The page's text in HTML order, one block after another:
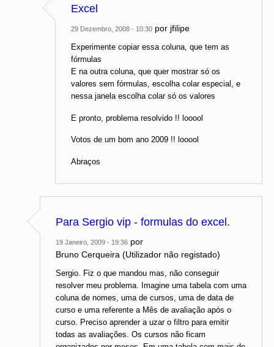
Excel
29 Dezembro, 2008 - 10:30 por jfilipe
Experimente copiar essa coluna, que tem as
fórmulas
E na outra coluna, que quer mostrar só os
valores sem fórmulas, escolha colar especial, e
nessa janela escolha colar só os valores
E pronto, problema resolvido !! looool
Votos de um bom ano 2009 !! looool
Abraços
Para Sergio vip - formulas do excel.
19 Janeiro, 2009 - 19:36 por
Bruno Cerqueira (Utilizador não registado)
Sergio. Fiz o que mandou mas, não conseguir
resolver meu problema. Imagine uma tabela com uma
coluna de nomes, uma de cursos, uma de data de
curso e uma referente a Mês de avaliação após o
curso. Preciso aprender a uzar o filtro para emitir
todas as avaliações. Os cursos não ficam